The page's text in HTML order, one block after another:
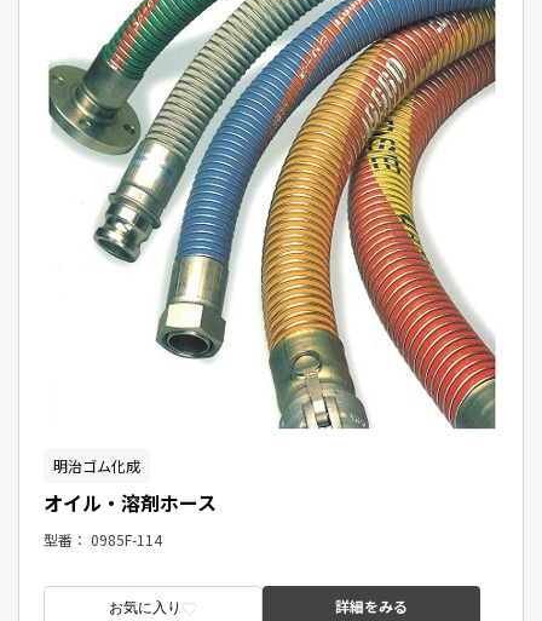
明治ゴム化成
オイル・溶剤ホース
型番： 0985F-114
お気に入り 詳細をみる